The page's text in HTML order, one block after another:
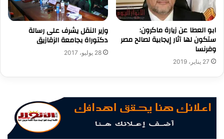
ابو العطا عن زيارة ماكرون:
ستكون لها آثار إيجابية لصالح مصر
وفرنسا
27 يناير، 2019
وزير النقل يشرف على رسالة
دكتوراة بجامعة الزقازيق
28 يوليو، 2017